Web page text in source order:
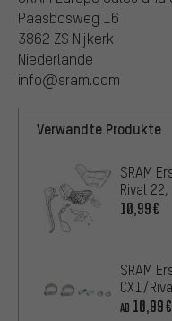
Paasbosweg 16
3862 ZS Nijkerk
Niederlande
info@sram.com
Verwandte Produkte
SRAM
Rival
10,99€
SRAM
CX1/
AB 10,99€